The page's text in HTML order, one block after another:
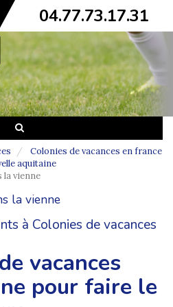
04.77.73.17.31
Colonies de vacances en france
aquitaine
la vienne
la vienne
à Colonies de vacances
vacances
pour faire le